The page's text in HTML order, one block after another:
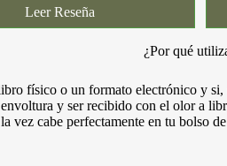
Leer Reseña
¿Por qué
físico o un formato electrónico y si,
y ser recibido con el olor a
cabe perfectamente en tu bolso